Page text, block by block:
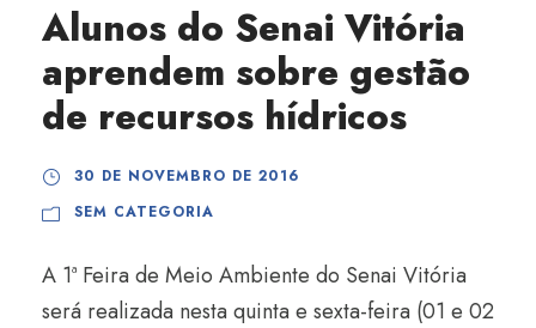
Alunos do Senai Vitória
aprendem sobre gestão
de recursos hídricos
30 DE NOVEMBRO DE 2016
SEM CATEGORIA
A 1ª Feira de Meio Ambiente do Senai Vitória
será realizada nesta quinta e sexta-feira (01 e 02